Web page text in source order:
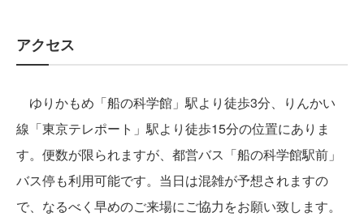
アクセス
ゆりかもめ「船の科学館」駅より徒歩3分、りんかい
線「東京テレポート」駅より徒歩15分の位置にありま
す。便数が限られますが、都営バス「船の科学館駅前」
バス停も利用可能です。当日は混雑が予想されますの
で、なるべく早めのご来場にご協力をお願い致します。